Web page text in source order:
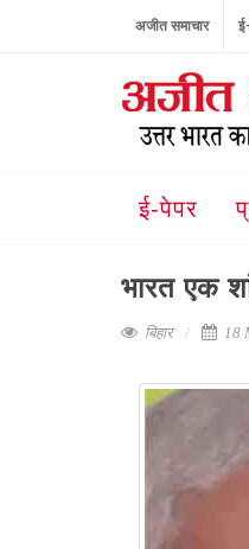
अजीत समाचार
ई-पेपर
भारत एक
बिहार 18